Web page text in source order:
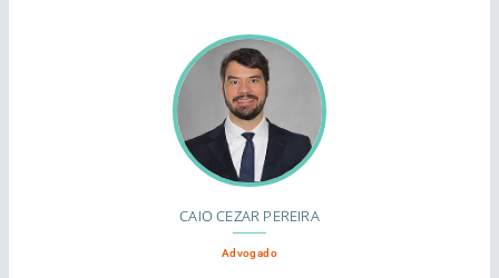
CAIO CEZAR PEREIRA
Advogado